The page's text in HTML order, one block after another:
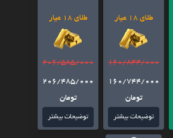
طلای 18 عیار
160/844/000
160/744/000
تومان
توضیحات بیشتر
طلای 18 عیار
206/585/000
206/485/000
تومان
توضیحات بیشتر